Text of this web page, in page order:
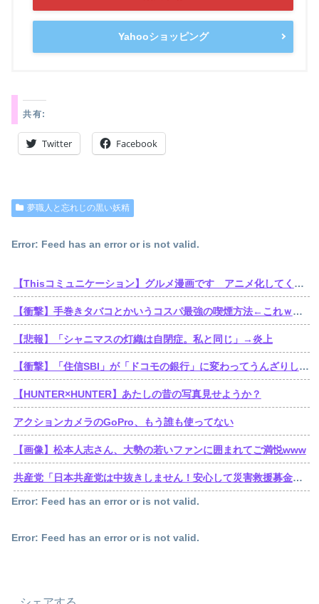
Yahooショッピング
共有:
Twitter Facebook
夢職人と忘れじの黒い妖精
Error: Feed has an error or is not valid.
【Thisコミュニケーション】グルメ漫画です アニメ化してください
【衝撃】手巻きタバコとかいうコスパ最強の喫煙方法←これｗｗｗｗｗ
【悲報】「シャニマスの灯織は自閉症。私と同じ」→炎上
【衝撃】「住信SBI」が「ドコモの銀行」に変わってうんざりしてるやつｗｗｗｗｗ
【HUNTER×HUNTER】あたしの昔の写真見せようか？
アクションカメラのGoPro、もう誰も使ってない
【画像】松本人志さん、大勢の若いファンに囲まれてご満悦www
共産党「日本共産党は中抜きしません！安心して災害救援募金をしてください！」
Error: Feed has an error or is not valid.
Error: Feed has an error or is not valid.